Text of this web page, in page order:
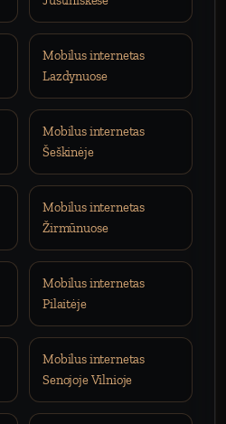
Mobilus internetas
Lazdynuose
Mobilus internetas
Šeškinėje
Mobilus internetas
Žirmūnuose
Mobilus internetas
Pilaitėje
Mobilus internetas
Senojoje Vilnioje